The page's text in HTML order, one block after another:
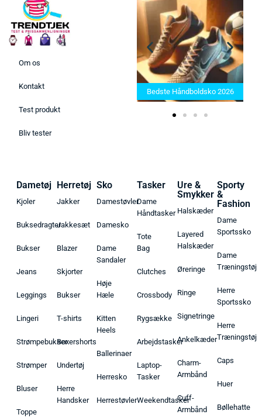
Om os
Kontakt
Test produkt
Bliv tester
Bedste Saunatæppe 2025 –
Find de bedste produkter her!
Bedste Håndboldsko 2026
Dametøj
Kjoler
Buksedragter
Bukser
Jeans
Leggings
Lingeri
Strømpebukser
Strømper
Bluser
Toppe
Herretøj
Jakker
Jakkesæt
Blazer
Skjorter
Bukser
T-shirts
Boxershorts
Undertøj
Herre
Handsker
Sko
Damestøvler
Damesko
Dame
Sandaler
Høje
Hæle
Kitten
Heels
Ballerinaer
Herresko
Herrestøvler
Tasker
Dame
Håndtasker
Tote
Bag
Clutches
Crossbody
Rygsække
Arbejdstasker
Laptop-
Tasker
Weekendtasker
Ure &
Smykker
Halskæder
Layered
Halskæder
Øreringe
Ringe
Signetringe
Ankelkæder
Charm-
Armbånd
Cuff-
Armbånd
Sporty
&
Fashion
Dame
Sportssko
Dame
Træningstøj
Herre
Sportssko
Herre
Træningstøj
Caps
Huer
Bøllehatte